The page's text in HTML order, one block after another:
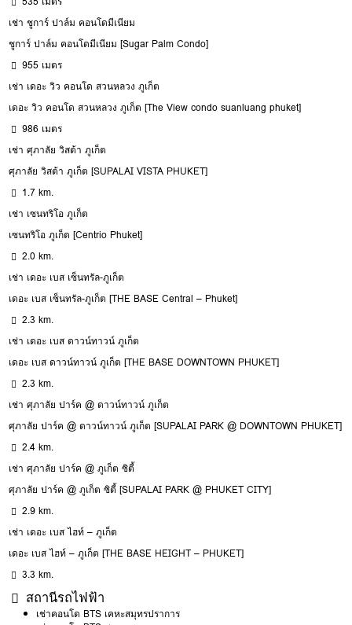
เช่า ชูการ์ ปาล์ม คอนโดมีเนียม
ชูการ์ ปาล์ม คอนโดมีเนียม [Sugar Palm Condo]
955 เมตร
เช่า เดอะ วิว คอนโด สวนหลวง ภูเก็ต
เดอะ วิว คอนโด สวนหลวง ภูเก็ต [The View condo suanluang phuket]
986 เมตร
เช่า ศุภาลัย วิสต้า ภูเก็ต
ศุภาลัย วิสต้า ภูเก็ต [SUPALAI VISTA PHUKET]
1.7 km.
เช่า เซนทริโอ ภูเก็ต
เซนทริโอ ภูเก็ต [Centrio Phuket]
2.0 km.
เช่า เดอะ เบส เซ็นทรัล-ภูเก็ต
เดอะ เบส เซ็นทรัล-ภูเก็ต [THE BASE Central – Phuket]
2.3 km.
เช่า เดอะ เบส ดาวน์ทาวน์ ภูเก็ต
เดอะ เบส ดาวน์ทาวน์ ภูเก็ต [THE BASE DOWNTOWN PHUKET]
2.3 km.
เช่า ศุภาลัย ปาร์ค @ ดาวน์ทาวน์ ภูเก็ต
ศุภาลัย ปาร์ค @ ดาวน์ทาวน์ ภูเก็ต [SUPALAI PARK @ DOWNTOWN PHUKET]
2.4 km.
เช่า ศุภาลัย ปาร์ค @ ภูเก็ต ซิตี้
ศุภาลัย ปาร์ค @ ภูเก็ต ซิตี้ [SUPALAI PARK @ PHUKET CITY]
2.9 km.
เช่า เดอะ เบส ไฮท์ – ภูเก็ต
เดอะ เบส ไฮท์ – ภูเก็ต [THE BASE HEIGHT – PHUKET]
3.3 km.
สถานีรถไฟฟ้า
เช่าคอนโด BTS เคหะสมุทรปราการ